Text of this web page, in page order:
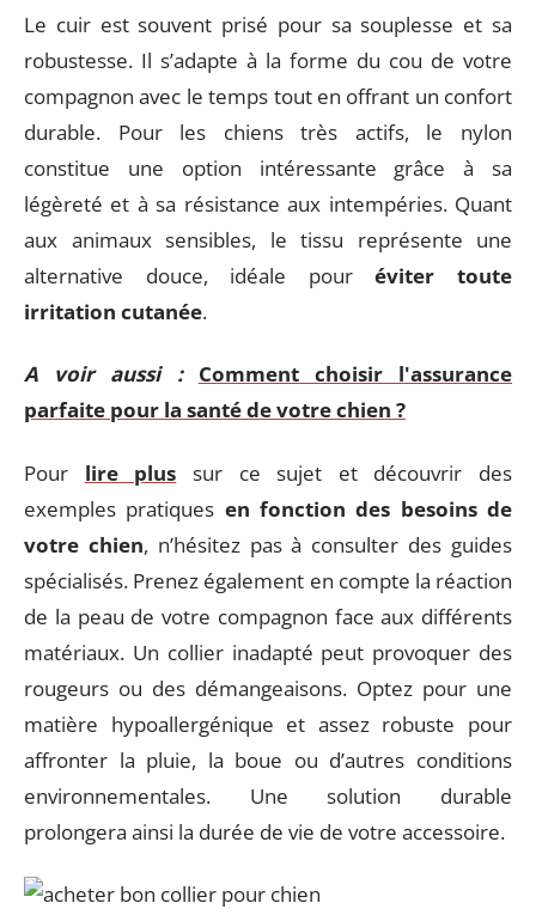
Le cuir est souvent prisé pour sa souplesse et sa
robustesse. Il s’adapte à la forme du cou de votre
compagnon avec le temps tout en offrant un confort
durable. Pour les chiens très actifs, le nylon
constitue une option intéressante grâce à sa
légèreté et à sa résistance aux intempéries. Quant
aux animaux sensibles, le tissu représente une
alternative douce, idéale pouréviter toute
irritation cutanée.
A voir aussi :
Comment choisir l'assurance
parfaite pour la santé de votre chien ?
Pour lire plus sur ce sujet et découvrir des
exemples pratiques en fonction des besoins de
votre chien, n’hésitez pas à consulter des guides
spécialisés. Prenez également en compte la réaction
de la peau de votre compagnon face aux différents
matériaux. Un collier inadapté peut provoquer des
rougeurs ou des démangeaisons. Optez pour une
matière hypoallergénique et assez robuste pour
affronter la pluie, la boue ou d’autres conditions
environnementales. Une solution durable
prolongera ainsi la durée de vie de votre accessoire.